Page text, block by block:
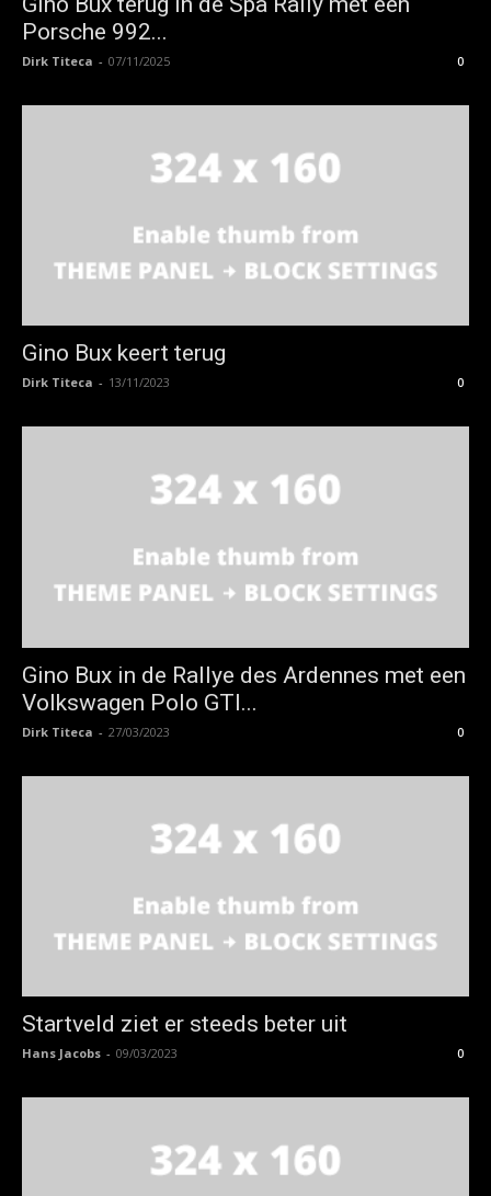
Porsche 992...
Dirk Titeca - 07/11/2025 0
Gino Bux keert terug
Dirk Titeca - 13/11/2023 0
Gino Bux in de Rallye des Ardennes met een
Volkswagen Polo GTI...
Dirk Titeca - 27/03/2023 0
Startveld ziet er steeds beter uit
Hans Jacobs - 09/03/2023 0